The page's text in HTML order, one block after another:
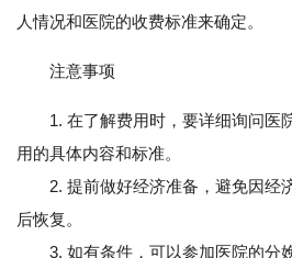
人情况和医院的收费标准来确定。
注意事项
1. 在了解费用时，要详细询问医
用的具体内容和标准。
2. 提前做好经济准备，避免因经
后恢复。
3. 如有条件，可以参加医院的分